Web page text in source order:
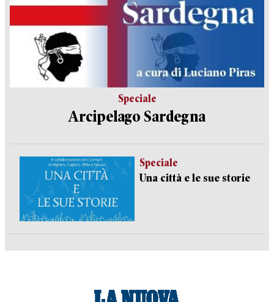
Speciale
Arcipelago Sardegna
Speciale
Una città e le sue storie